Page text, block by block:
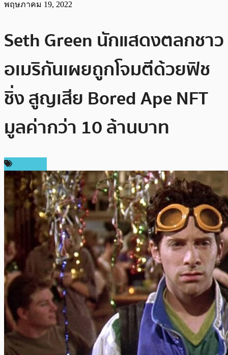
พฤษภาคม 19, 2022
Seth Green นักแสดงตลกชาว
อเมริกันเผยถูกโจมตีด้วยฟิช
ชิ่ง สูญเสีย Bored Ape NFT
มูลค่ากว่า 10 ล้านบาท